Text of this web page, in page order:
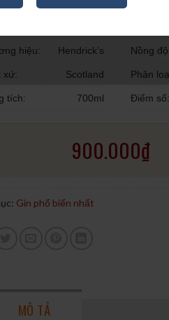
hiệu: Hendrick’s
xứ: Scotland
tích: 700ml
Nồng
Phân
Điểm số:
900.000₫
Gin phổ biến nhất
MÔ TẢ